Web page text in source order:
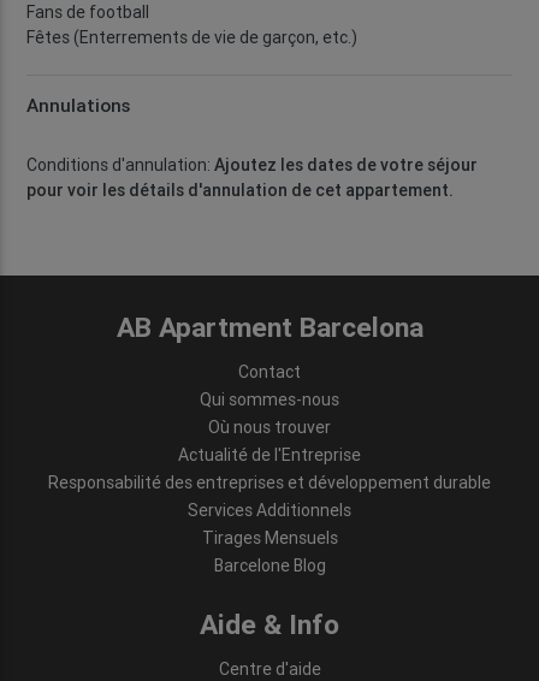
Fans de football
Fêtes (Enterrements de vie de garçon, etc.)
Annulations
Conditions d'annulation:Ajoutez les dates de votre séjour
pour voir les détails d'annulation de cet appartement.
AB Apartment Barcelona
Contact
Qui sommes-nous
Où nous trouver
Actualité de l'Entreprise
Responsabilité des entreprises et développement durable
Services Additionnels
Tirages Mensuels
Barcelone Blog
Aide & Info
Centre d'aide